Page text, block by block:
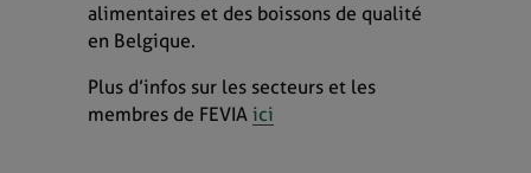
alimentaires et des boissons de qualité
en Belgique.
Plus d’infos sur les secteurs et les
membres de FEVIA ici